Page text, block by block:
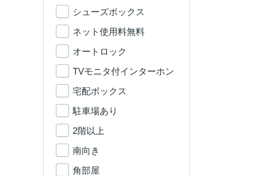
シューズボックス
ネット使用料無料
オートロック
TVモニタ付インターホン
宅配ボックス
駐車場あり
2階以上
南向き
角部屋